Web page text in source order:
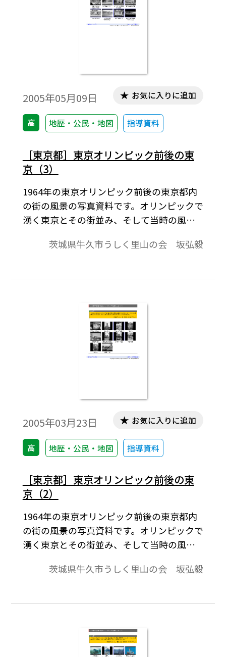
2005年05月09日
高 地歴・公民・地図 指導資料
お気に入りに追加
［東京都］東京オリンピック前後の東
京（3）
1964年の東京オリンピック前後の東京都内
の街の風景の写真資料です。オリンピックで
湧く東京とその街並み、そして当時の風俗
ばかりの首都高速４号線」「首都高速外苑
板」「明治神宮水泳場正面」「明治公園整
辺」「国立競技場掲示板」「改装中の国立
競技場（FLASH版）」。
茨城県牛久市うしく里山の会 坂弘毅
2005年03月23日
高 地歴・公民・地図 指導資料
お気に入りに追加
［東京都］東京オリンピック前後の東
京（2）
1964年の東京オリンピック前後の東京都内
の街の風景の写真資料です。オリンピックで
湧く東京とその街並み、そして当時の風俗
三菱電機広告」「銀座三愛ビル」「西銀座
交差点」「西銀座東映会館付近」「有楽町
「新宿西口全景」「新宿小田急デパートか
茨城県牛久市うしく里山の会 坂弘毅